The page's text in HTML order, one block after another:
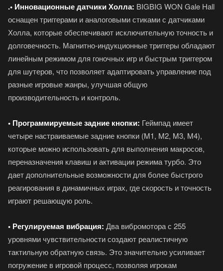
.• Инновационные датчики Холла: BIGBIG WON Gale Hall
оснащен триггерами и аналоговыми стиками с датчиками
Холла, которые обеспечивают исключительную точность и
долговечность. Магнитно-индукционные триггеры обладают
линейным режимом для гоночных игр и быстрым триггером
для шутеров, что позволяет адаптировать управление под
разные игровые жанры, улучшая общую
производительность и контроль.
• Программируемые задние кнопки: Геймпад имеет
четыре настраиваемые задние кнопки (M1, M2, M3, M4),
которые можно использовать для выполнения макросов,
переназначения клавиш и активации режима турбо. Это
дает дополнительные возможности для более быстрого
реагирования в динамичных играх, где скорость и точность
играют решающую роль.
• Регулируемая вибрация: Два вибромотора с 255
уровнями чувствительности создают реалистичную
тактильную обратную связь. Это значительно усиливает
погружение в игровой процесс, позволяя игрокам